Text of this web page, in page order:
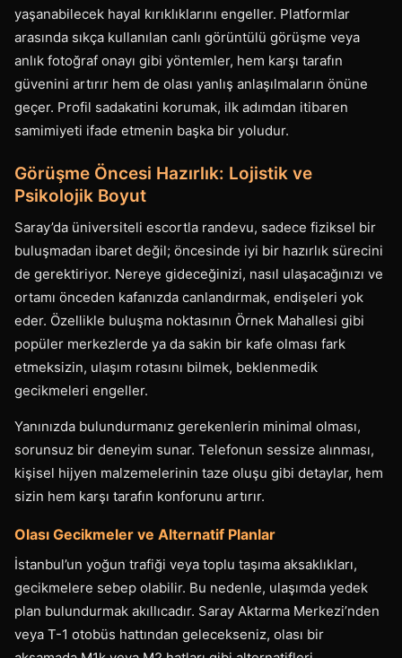
yaşanabilecek hayal kırıklıklarını engeller. Platformlar
arasında sıkça kullanılan canlı görüntülü görüşme veya
anlık fotoğraf onayı gibi yöntemler, hem karşı tarafın
güvenini artırır hem de olası yanlış anlaşılmaların önüne
geçer. Profil sadakatini korumak, ilk adımdan itibaren
samimiyeti ifade etmenin başka bir yoludur.
Görüşme Öncesi Hazırlık: Lojistik ve
Psikolojik Boyut
Saray’da üniversiteli escortla randevu, sadece fiziksel bir
buluşmadan ibaret değil; öncesinde iyi bir hazırlık sürecini
de gerektiriyor. Nereye gideceğinizi, nasıl ulaşacağınızı ve
ortamı önceden kafanızda canlandırmak, endişeleri yok
eder. Özellikle buluşma noktasının Örnek Mahallesi gibi
popüler merkezlerde ya da sakin bir kafe olması fark
etmeksizin, ulaşım rotasını bilmek, beklenmedik
gecikmeleri engeller.
Yanınızda bulundurmanız gerekenlerin minimal olması,
sorunsuz bir deneyim sunar. Telefonun sessize alınması,
kişisel hijyen malzemelerinin taze oluşu gibi detaylar, hem
sizin hem karşı tarafın konforunu artırır.
Olası Gecikmeler ve Alternatif Planlar
İstanbul’un yoğun trafiği veya toplu taşıma aksaklıkları,
gecikmelere sebep olabilir. Bu nedenle, ulaşımda yedek
plan bulundurmak akıllıcadır. Saray Aktarma Merkezi’nden
veya T-1 otobüs hattından gelecekseniz, olası bir